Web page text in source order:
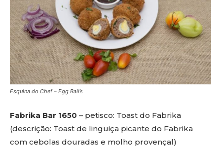
Esquina do Chef – Egg Ball’s
Fabrika Bar 1650 – petisco: Toast do Fabrika
(descrição: Toast de linguiça picante do Fabrika
com cebolas douradas e molho provençal)